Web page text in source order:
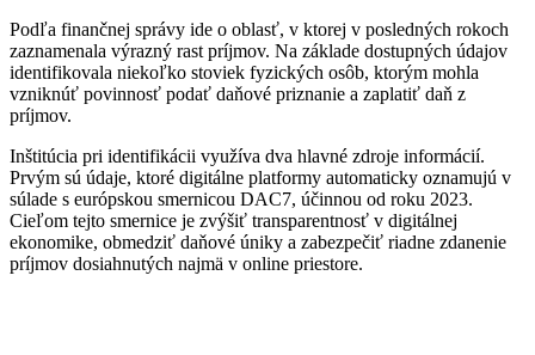
Podľa finančnej správy ide o oblasť, v ktorej v posledných rokoch
zaznamenala výrazný rast príjmov. Na základe dostupných údajov
identifikovala niekoľko stoviek fyzických osôb, ktorým mohla
vzniknúť povinnosť podať daňové priznanie a zaplatiť daň z
príjmov.
Inštitúcia pri identifikácii využíva dva hlavné zdroje informácií.
Prvým sú údaje, ktoré digitálne platformy automaticky oznamujú v
súlade s európskou smernicou DAC7, účinnou od roku 2023.
Cieľom tejto smernice je zvýšiť transparentnosť v digitálnej
ekonomike, obmedziť daňové úniky a zabezpečiť riadne zdanenie
príjmov dosiahnutých najmä v online priestore.